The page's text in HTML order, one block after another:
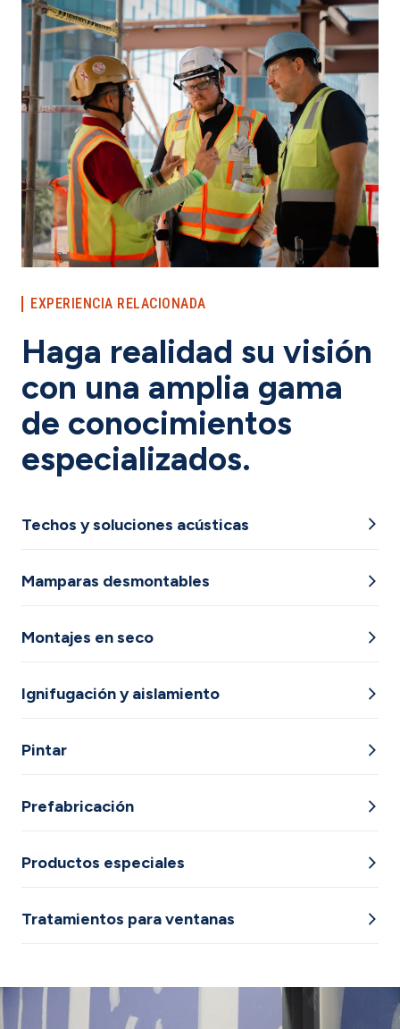
EXPERIENCIA RELACIONADA
Haga realidad su visión
con una amplia gama
de conocimientos
especializados.
Techos y soluciones acústicas
Mamparas desmontables
Montajes en seco
Ignifugación y aislamiento
Pintar
Prefabricación
Productos especiales
Tratamientos para ventanas